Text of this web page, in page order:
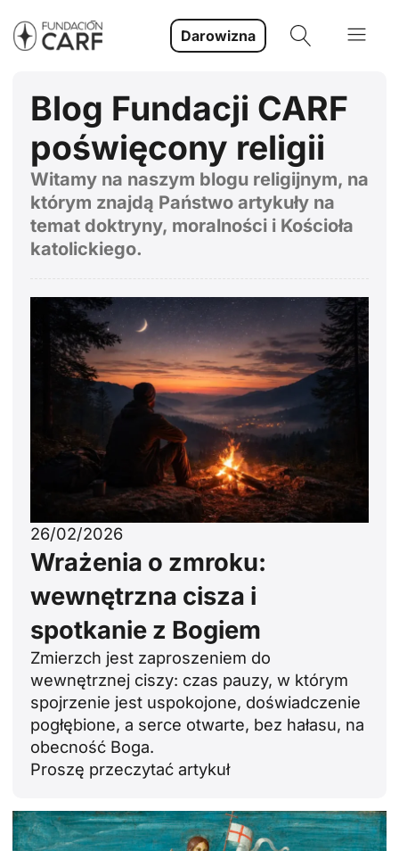
Darowizna
Blog Fundacji CARF
poświęcony religii
Witamy na naszym blogu religijnym, na
którym znajdą Państwo artykuły na
temat doktryny, moralności i Kościoła
katolickiego.
26/02/2026
Wrażenia o zmroku:
wewnętrzna cisza i
spotkanie z Bogiem
Zmierzch jest zaproszeniem do
wewnętrznej ciszy: czas pauzy, w którym
spojrzenie jest uspokojone, doświadczenie
pogłębione, a serce otwarte, bez hałasu, na
obecność Boga.
Proszę przeczytać artykuł